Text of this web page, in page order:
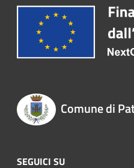
Comune di
SEGUICI SU